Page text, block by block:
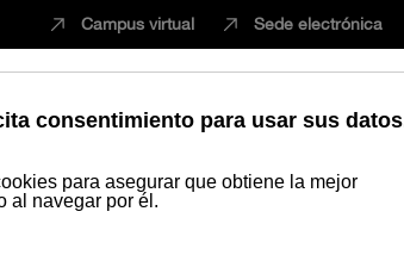
Campus virtual Sede electrónica
EstudiarInnovaciónVida universitaria